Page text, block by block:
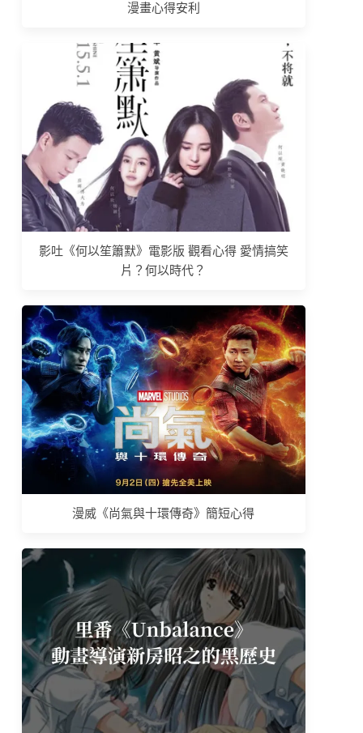
漫畫心得安利
影吐《何以笙簫默》電影版 觀看心得 愛情搞笑
片？何以時代？
漫威《尚氣與十環傳奇》簡短心得